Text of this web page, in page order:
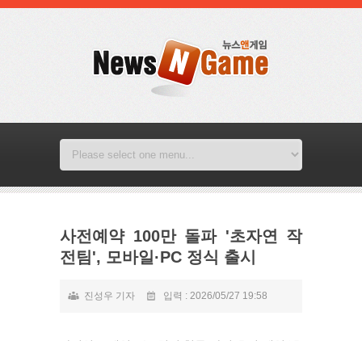
사전예약 100만 돌파 '초자연 작
전팀', 모바일·PC 정식 출시
진성우 기자 입력 : 2026/05/27 19:58